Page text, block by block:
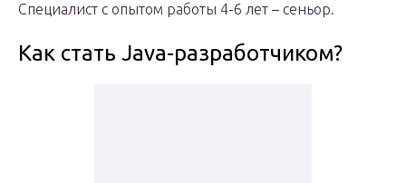
Специалист с опытом работы 4-6 лет – сеньор.
Как стать Java-разработчиком?